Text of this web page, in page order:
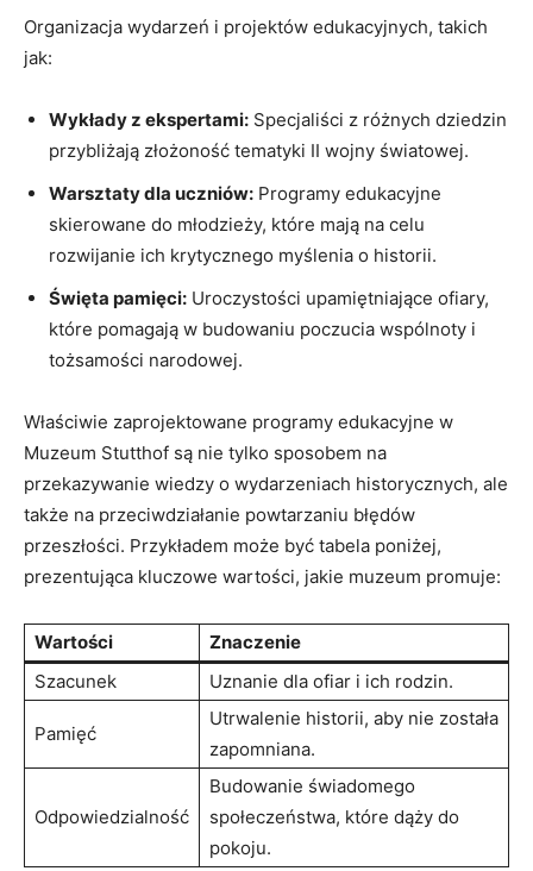
Organizacja wydarzeń i projektów ⁤edukacyjnych, takich
jak:
Wykłady z ekspertami: Specjaliści z różnych ​dziedzin⁢
przybliżają ⁢złożoność tematyki II‌ wojny⁤ światowej.
Warsztaty dla uczniów: Programy edukacyjne
skierowane do młodzieży, ‌które mają na celu
rozwijanie ‍ich krytycznego‍ myślenia ‍o ⁤historii.
Święta ⁤pamięci: Uroczystości upamiętniające ⁢ofiary,
które‌ pomagają⁤ w⁣ budowaniu poczucia wspólnoty ⁢i‍
tożsamości narodowej.
Właściwie zaprojektowane programy edukacyjne w
Muzeum Stutthof​ są nie ⁤tylko sposobem na
przekazywanie wiedzy o‌ wydarzeniach historycznych, ​ale
także na przeciwdziałanie‌ powtarzaniu błędów
przeszłości. Przykładem może być tabela⁣ poniżej,
prezentująca kluczowe wartości, jakie muzeum promuje:
Wartości
Znaczenie
Szacunek
Uznanie‍ dla ofiar i ich ⁤rodzin.
Pamięć
Utrwalenie historii,⁣ aby nie⁣ została
zapomniana.
Odpowiedzialność
Budowanie świadomego
społeczeństwa, które⁤ dąży ⁤do
pokoju.